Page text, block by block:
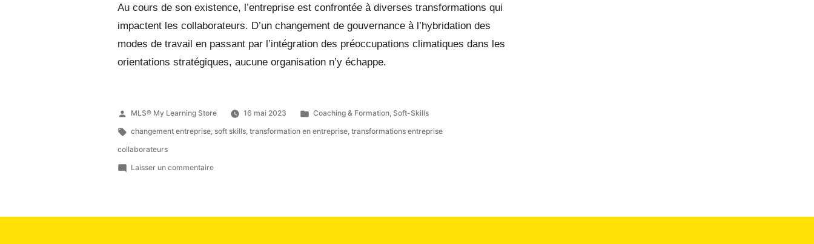
Au cours de son existence, l’entreprise est confrontée à diverses transformations qui
impactent les collaborateurs. D’un changement de gouvernance à l’hybridation des
modes de travail en passant par l’intégration des préoccupations climatiques dans les
orientations stratégiques, aucune organisation n’y échappe.
MLS® My Learning Store 16 mai 2023 Coaching & Formation, Soft-Skills
changement entreprise,soft skills,transformation en entreprise,transformations entreprise
collaborateurs
Laisser un commentaire